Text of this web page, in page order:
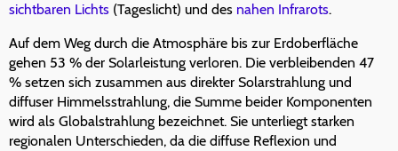
sichtbaren Lichts (Tageslicht) und des nahen Infrarots.
Auf dem Weg durch die Atmosphäre bis zur Erdoberfläche
gehen 53 % der Solarleistung verloren. Die verbleibenden 47
% setzen sich zusammen aus direkter Solarstrahlung und
diffuser Himmelsstrahlung, die Summe beider Komponenten
wird als Globalstrahlung bezeichnet. Sie unterliegt starken
regionalen Unterschieden, da die diffuse Reflexion und